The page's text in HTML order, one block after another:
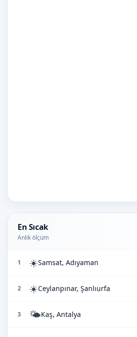
En Sıcak
Anlık ölçüm
1 ☀️Samsat, Adıyaman
2 ☀️Ceylanpınar, Şanlıurfa
3 🌤️Kaş, Antalya